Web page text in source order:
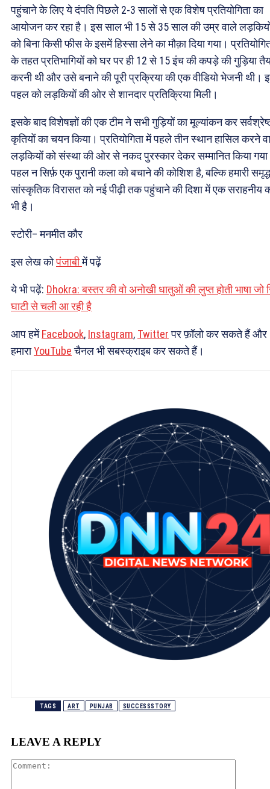
पहुंचाने के लिए ये दंपति पिछले 2-3 सालों से एक विशेष प्रतियोगिता का
आयोजन कर रहा है। इस साल भी 15 से 35 साल की उम्र वाले
को बिना किसी फीस के इसमें हिस्सा लेने का मौक़ा दिया गया।
के तहत प्रतिभागियों को घर पर ही 12 से 15 इंच की कपड़े की गुड़िया
करनी थी और उसे बनाने की पूरी प्रक्रिया की एक वीडियो भेजनी थी।
पहल को लड़कियों की ओर से शानदार प्रतिक्रिया मिली।
इसके बाद विशेषज्ञों की एक टीम ने सभी गुड़ियों का मूल्यांकन कर
कृतियों का चयन किया। प्रतियोगिता में पहले तीन स्थान हासिल करने
लड़कियों को संस्था की ओर से नकद पुरस्कार देकर सम्मानित किया
पहल न सिर्फ़ एक पुरानी कला को बचाने की कोशिश है, बल्कि हमारी समृद्ध
सांस्कृतिक विरासत को नई पीढ़ी तक पहुंचाने की दिशा में एक सराहनीय
भी है।
स्टोरी– मनमीत कौर
इस लेख कोपंजाबीमें पढ़ें
ये भी पढ़ें: Dhokra: बस्तर की वो अनोखी धातुओं की लुप्त होती भाषा जो
घाटी से चली आ रही है
आप हमेंFacebook, Instagram, Twitterपर फ़ॉलो कर सकते हैं और
हमाराYouTubeचैनल भी सबस्क्राइब कर सकते हैं।
TAGS ART PUNJAB SUCCESSSTORY
LEAVE A REPLY